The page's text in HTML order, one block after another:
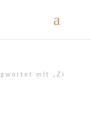
mit „Zi